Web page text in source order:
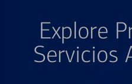
Explore
Servicios